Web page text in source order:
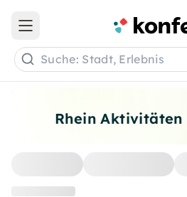
Rhein Aktivitäten
Open main menu
Suche: Stadt, Erlebnis